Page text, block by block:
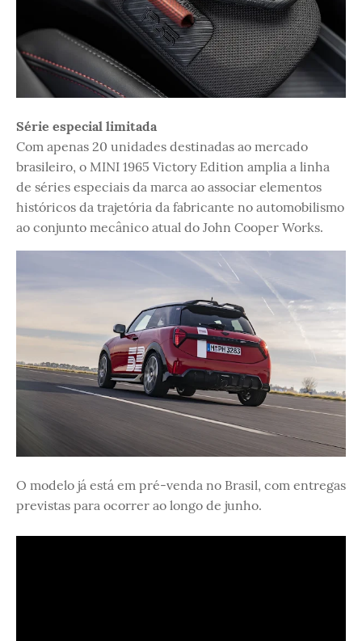
Série especial limitada
Com apenas 20 unidades destinadas ao mercado
brasileiro, o MINI 1965 Victory Edition amplia a linha
de séries especiais da marca ao associar elementos
históricos da trajetória da fabricante no automobilismo
ao conjunto mecânico atual do John Cooper Works.
O modelo já está em pré-venda no Brasil, com entregas
previstas para ocorrer ao longo de junho.